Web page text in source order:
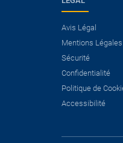
Avis Légal
Mentions Légales
Sécurité
Confidentialité
Politique de
Accessibilité